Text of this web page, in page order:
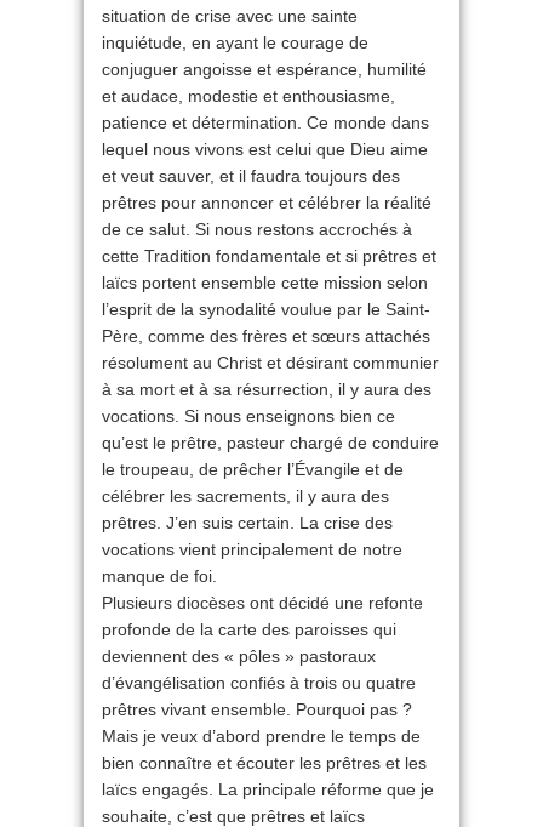
situation de crise avec une sainte
inquiétude, en ayant le courage de
conjuguer angoisse et espérance, humilité
et audace, modestie et enthousiasme,
patience et détermination. Ce monde dans
lequel nous vivons est celui que Dieu aime
et veut sauver, et il faudra toujours des
prêtres pour annoncer et célébrer la réalité
de ce salut. Si nous restons accrochés à
cette Tradition fondamentale et si prêtres et
laïcs portent ensemble cette mission selon
l’esprit de la synodalité voulue par le Saint-
Père, comme des frères et sœurs attachés
résolument au Christ et désirant communier
à sa mort et à sa résurrection, il y aura des
vocations. Si nous enseignons bien ce
qu’est le prêtre, pasteur chargé de conduire
le troupeau, de prêcher l’Évangile et de
célébrer les sacrements, il y aura des
prêtres. J’en suis certain. La crise des
vocations vient principalement de notre
manque de foi.
Plusieurs diocèses ont décidé une refonte
profonde de la carte des paroisses qui
deviennent des « pôles » pastoraux
d’évangélisation confiés à trois ou quatre
prêtres vivant ensemble. Pourquoi pas ?
Mais je veux d’abord prendre le temps de
bien connaître et écouter les prêtres et les
laïcs engagés. La principale réforme que je
souhaite, c’est que prêtres et laïcs